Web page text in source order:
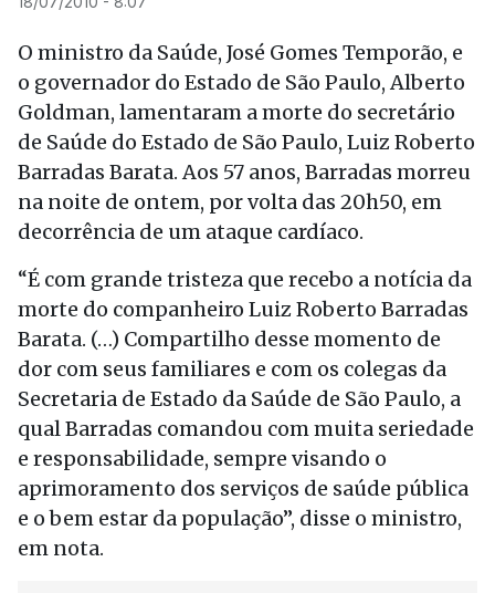
O ministro da Saúde, José Gomes Temporão, e
o governador do Estado de São Paulo, Alberto
Goldman, lamentaram a morte do secretário
de Saúde do Estado de São Paulo, Luiz Roberto
Barradas Barata. Aos 57 anos, Barradas morreu
na noite de ontem, por volta das 20h50, em
decorrência de um ataque cardíaco.
“É com grande tristeza que recebo a notícia da
morte do companheiro Luiz Roberto Barradas
Barata. (…) Compartilho desse momento de
dor com seus familiares e com os colegas da
Secretaria de Estado da Saúde de São Paulo, a
qual Barradas comandou com muita seriedade
e responsabilidade, sempre visando o
aprimoramento dos serviços de saúde pública
e o bem estar da população”, disse o ministro,
em nota.